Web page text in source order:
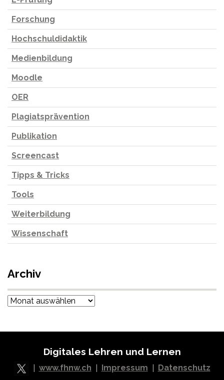
Forschung
Hochschuldidaktik
Medienbildung
Moodle
OER
Plagiatsprävention
Publikation
Screencast
Tipps & Tricks
Tools
Weiterbildung
Wissenschaft
Archiv
Archiv
Digitales Lehren und Lernen
www.fhnw.ch Impressum Datenschutz